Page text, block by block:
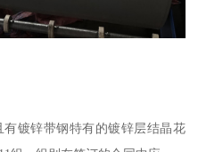
镀锌带钢特有的镀锌层结晶花